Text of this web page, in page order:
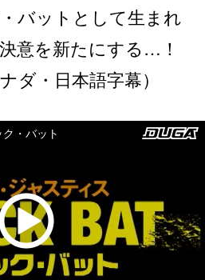
バットとして生まれ
意を新たにする…！
ダ・日本語字幕）